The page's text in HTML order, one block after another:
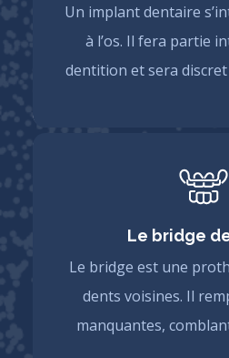
Un implant dentaire
à l’os. Il fera partie
dentition et sera
Le bridge
Le bridge est une
dents voisines. Il
manquantes,